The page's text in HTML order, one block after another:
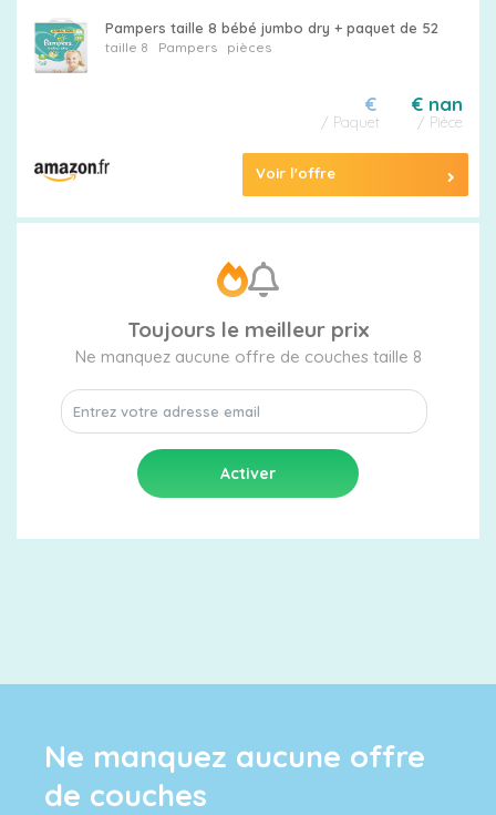
Pampers taille 8 bébé jumbo dry + paquet de 52
taille 8 Pamperspièces
€ nan
/ Pièce
€
/ Paquet
Voir l'offre
Toujours le meilleur prix
Ne manquez aucune offre de couches taille 8
Ne manquez aucune offre
de couches